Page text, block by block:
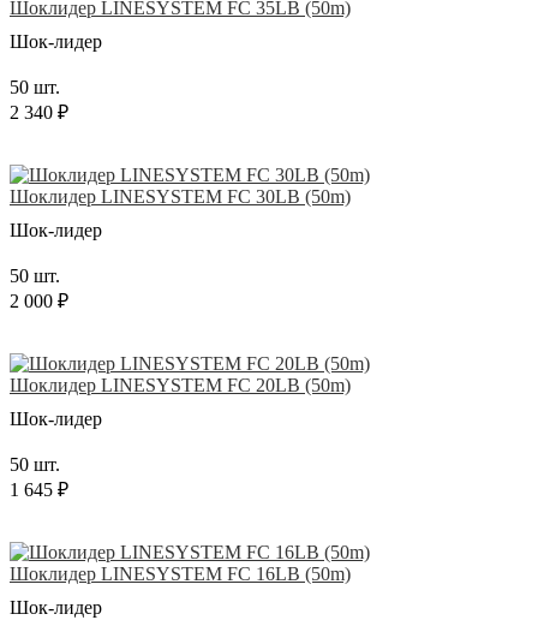
Шоклидер LINESYSTEM FC 35LB (50m)
Шок-лидер
50 шт.
2 340 ₽
Шоклидер LINESYSTEM FC 30LB (50m)
Шок-лидер
50 шт.
2 000 ₽
Шоклидер LINESYSTEM FC 20LB (50m)
Шок-лидер
50 шт.
1 645 ₽
Шоклидер LINESYSTEM FC 16LB (50m)
Шок-лидер